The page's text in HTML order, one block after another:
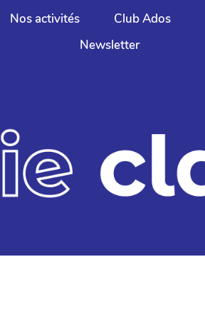
Nos activités Club Ados
Newsletter